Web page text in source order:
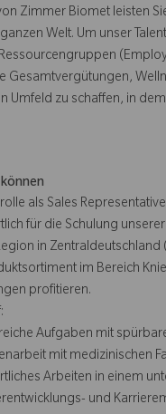
Zimmer Biomet leisten
Welt. Um unser
Gesamtvergütungen,
Umfeld zu schaffen, in
als Sales
für die Schulung
in
im Bereich
profitieren.
Aufgaben mit
mit medizinischen
Arbeiten in einem
und